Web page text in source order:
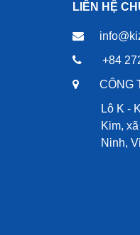
LIÊN HỆ
+84
CÔNG
Lô K -
Kim,
Ninh,